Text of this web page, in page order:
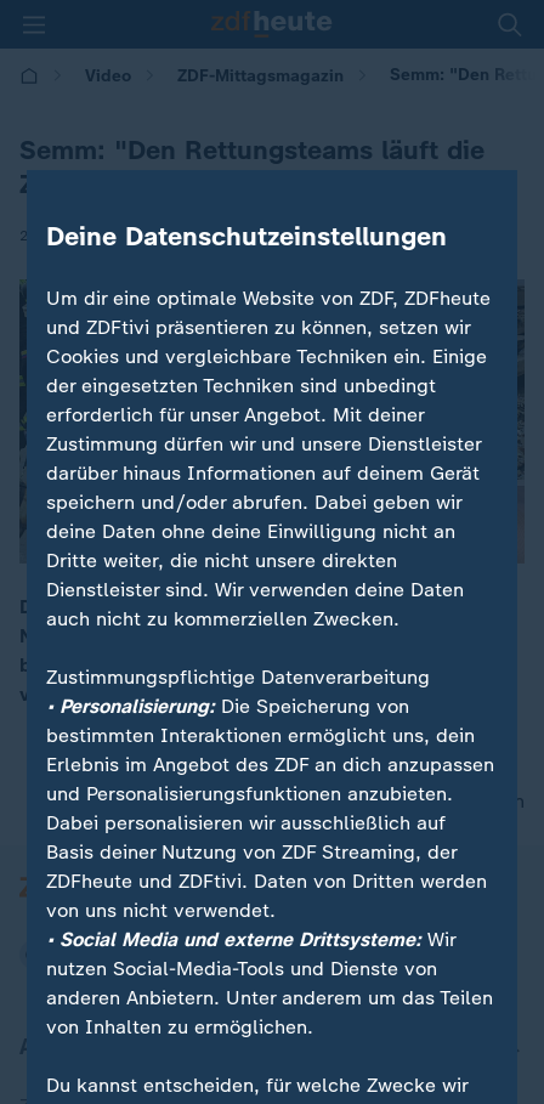
Video ZDF-Mittagsmagazin Semm: "Den
Semm: "Den Rettungsteams läuft die
Zeit weg"
29.06.2026 | 12:00
Die Arbeit der Rettungskräfte im Erdbebengebiet im
Norden Venezuelas werde teilweise behindert,
berichtet ZDF-Reporter Christian Semm. "So
verstreicht wertvolle Zeit."
nach oben
Deine Datenschutzeinstellungen
Um dir eine optimale Website von ZDF, ZDFheute
und ZDFtivi präsentieren zu können, setzen wir
Cookies und vergleichbare Techniken ein. Einige
der eingesetzten Techniken sind unbedingt
erforderlich für unser Angebot. Mit deiner
Zustimmung dürfen wir und unsere Dienstleister
darüber hinaus Informationen auf deinem Gerät
speichern und/oder abrufen. Dabei geben wir
deine Daten ohne deine Einwilligung nicht an
Dritte weiter, die nicht unsere direkten
Dienstleister sind. Wir verwenden deine Daten
auch nicht zu kommerziellen Zwecken.
Zustimmungspflichtige Datenverarbeitung
• Personalisierung:Die Speicherung von
bestimmten Interaktionen ermöglicht uns, dein
Erlebnis im Angebot des ZDF an dich anzupassen
und Personalisierungsfunktionen anzubieten.
Dabei personalisieren wir ausschließlich auf
Basis deiner Nutzung von ZDF Streaming, der
ZDFheute und ZDFtivi. Daten von Dritten werden
von uns nicht verwendet.
• Social Media und externe Drittsysteme:Wir
nutzen Social-Media-Tools und Dienste von
anderen Anbietern. Unter anderem um das Teilen
von Inhalten zu ermöglichen.
Du kannst entscheiden, für welche Zwecke wir